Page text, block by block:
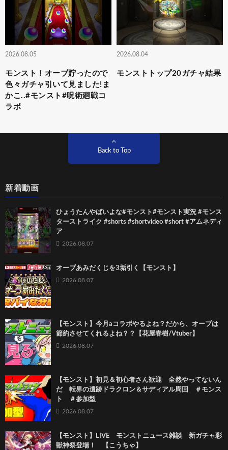
2026.08.05
モンスト！オーブ貯ったので
色々ガチャ引いて見ました!ま
かこ..#モンスト#呪術廻戦コ
ラボ
2026.08.04
モンストトップ20ガチャ結果
Back to Top
新着動画
ひょうたんやばいよな#モンスト#モンスト実況 #モンス
ターストライク #shorts #shortvideo #short #アムネディ
ア
2026.08.07
オーブあみだくじを3垢引く【モンスト】
2026.08.07
【モンスト】今月aコラボやるよね？だから、オーブは
節約させてくれるよね？？【花屋春樹/Vtuber】
2026.08.07
【モンスト】初見＆初心者さん歓迎 全然やってないん
だ 転界の遺跡ドラクロン＆サディアル周回 ＃モンス
ト ＃参加型
2026.08.07
【モンスト】LIVE モンストニュース雑談 新ガチャ彩
獣神祭登場！ 【こうちゃ】